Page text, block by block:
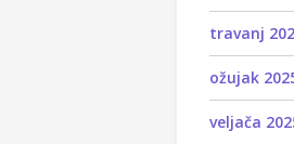
travanj
ožujak
veljača